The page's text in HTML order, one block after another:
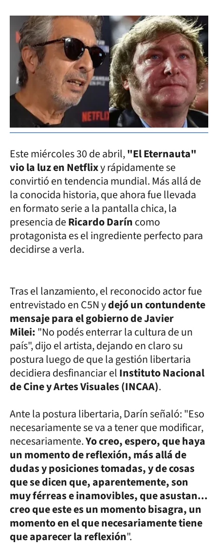
Este miércoles 30 de abril,"El Eternauta"
vio la luz en Netflixy rápidamente se
convirtió en tendencia mundial. Más allá de
la conocida historia, que ahora fue llevada
en formato serie a la pantalla chica, la
presencia deRicardo Daríncomo
protagonista es el ingrediente perfecto para
decidirse a verla.
Tras el lanzamiento, el reconocido actor fue
entrevistado en C5N ydejó un contundente
mensaje para el gobierno de Javier
Milei:"No podés enterrar la cultura de un
país", dijo el artista, dejando en claro su
postura luego de que la gestión libertaria
decidiera desfinanciar elInstituto Nacional
de Cine y Artes Visuales (INCAA).
Ante la postura libertaria, Darín señaló: "Eso
necesariamente se va a tener que modificar,
necesariamente.Yo creo, espero, que haya
un momento de reflexión, más allá de
dudas y posiciones tomadas, y de cosas
que se dicen que, aparentemente, son
muy férreas e inamovibles, que asustan...
creo que este es un momento bisagra, un
momento en el que necesariamente tiene
que aparecer la reflexión".